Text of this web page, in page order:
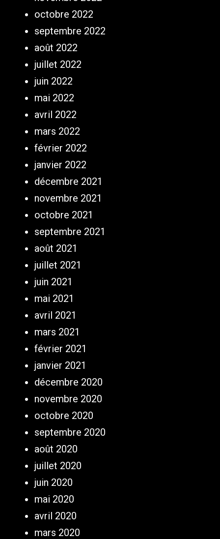
octobre 2022
septembre 2022
août 2022
juillet 2022
juin 2022
mai 2022
avril 2022
mars 2022
février 2022
janvier 2022
décembre 2021
novembre 2021
octobre 2021
septembre 2021
août 2021
juillet 2021
juin 2021
mai 2021
avril 2021
mars 2021
février 2021
janvier 2021
décembre 2020
novembre 2020
octobre 2020
septembre 2020
août 2020
juillet 2020
juin 2020
mai 2020
avril 2020
mars 2020